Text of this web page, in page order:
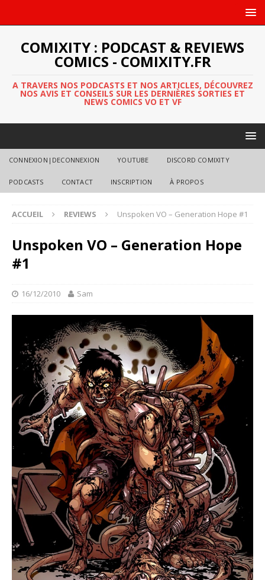
COMIXITY : PODCAST & REVIEWS
COMICS - COMIXITY.FR
A TRAVERS NOS PODCASTS ET NOS ARTICLES, DÉCOUVREZ
NOS AVIS ET CONSEILS SUR LES DERNIÈRES SORTIES ET
NEWS COMICS VO ET VF
CONNEXION|DECONNEXION YOUTUBE DISCORD COMIXITY
PODCASTS CONTACT INSCRIPTION À PROPOS
ACCUEIL REVIEWS Unspoken VO – Generation Hope #1
Unspoken VO – Generation Hope
#1
16/12/2010 Sam